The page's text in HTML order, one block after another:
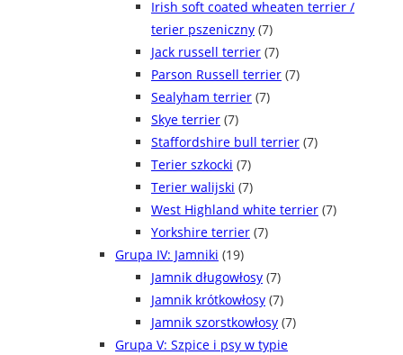
Irish soft coated wheaten terrier /
terier pszeniczny (7)
Jack russell terrier (7)
Parson Russell terrier (7)
Sealyham terrier (7)
Skye terrier (7)
Staffordshire bull terrier (7)
Terier szkocki (7)
Terier walijski (7)
West Highland white terrier (7)
Yorkshire terrier (7)
Grupa IV: Jamniki (19)
Jamnik długowłosy (7)
Jamnik krótkowłosy (7)
Jamnik szorstkowłosy (7)
Grupa V: Szpice i psy w typie